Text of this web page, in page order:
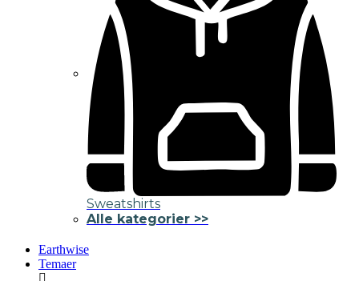
Sweatshirts
Alle kategorier >>
Earthwise
Temaer